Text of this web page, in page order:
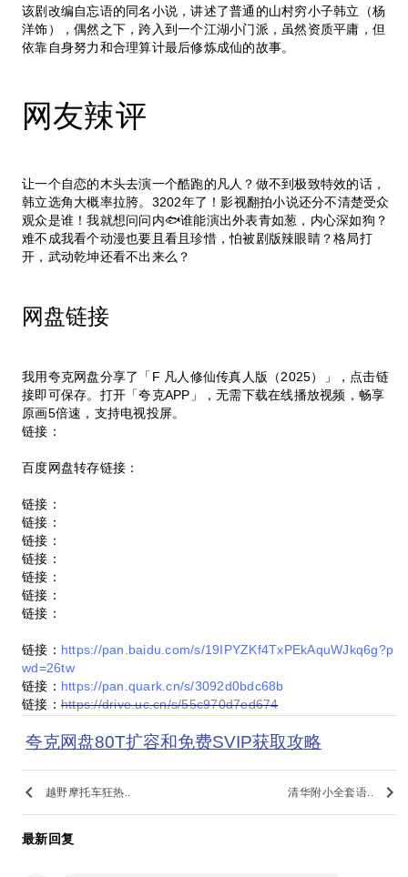
该剧改编自忘语的同名小说，讲述了普通的山村穷小子韩立（杨
洋饰），偶然之下，跨入到一个江湖小门派，虽然资质平庸，但
依靠自身努力和合理算计最后修炼成仙的故事。
网友辣评
让一个自恋的木头去演一个酷跑的凡人？做不到极致特效的话，
韩立选角大概率拉胯。3202年了！影视翻拍小说还分不清楚受众
观众是谁！我就想问问内🐟谁能演出外表青如葱，内心深如狗？
难不成我看个动漫也要且看且珍惜，怕被剧版辣眼睛？格局打
开，武动乾坤还看不出来么？
网盘链接
我用夸克网盘分享了「F 凡人修仙传真人版（2025）」，点击链
接即可保存。打开「夸克APP」，无需下载在线播放视频，畅享
原画5倍速，支持电视投屏。
链接：
百度网盘转存链接：
链接：
链接：
链接：
链接：
链接：
链接：
链接：
链接： https://pan.baidu.com/s/19IPYZKf4TxPEkAquWJkq6g?p
wd=26tw
链接： https://pan.quark.cn/s/3092d0bdc68b
链接：https://drive.uc.cn/s/55c970d7ed674
夸克网盘80T扩容和免费SVIP获取攻略
keyboard_arrow_left 越野摩托车狂热.. 清华附小全套语.. keyboard_arrow_right
最新回复